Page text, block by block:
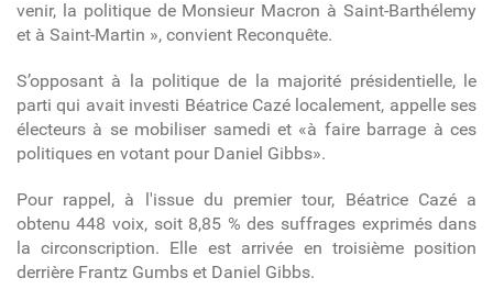
venir, la politique de Monsieur Macron à Saint-Barthélemy
et à Saint-Martin », convient Reconquête.
S’opposant à la politique de la majorité présidentielle, le
parti qui avait investi Béatrice Cazé localement, appelle ses
électeurs à se mobiliser samedi et «à faire barrage à ces
politiques en votant pour Daniel Gibbs».
Pour rappel, à l'issue du premier tour, Béatrice Cazé a
obtenu 448 voix, soit 8,85 % des suffrages exprimés dans
la circonscription. Elle est arrivée en troisième position
derrière Frantz Gumbs et Daniel Gibbs.